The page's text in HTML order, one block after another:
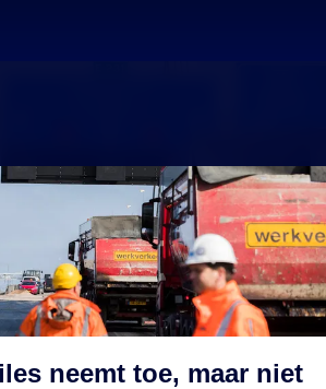
neemt toe, maar niet